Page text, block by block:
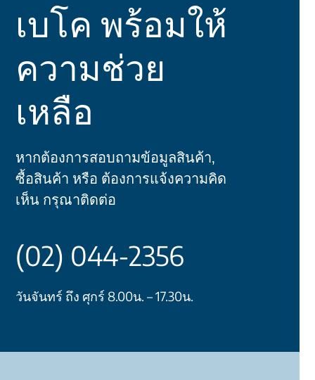
เบโค พร้อมให้
ความช่วย
เหลือ
หากต้องการสอบถามข้อมูลสินค้า,
ซื้อสินค้า หรือ ต้องการแจ้งความคิด
เห็น กรุณาติดต่อ
(02) 044-2356
วันจันทร์ ถึง ศุกร์ 8.00น. – 17.30น.